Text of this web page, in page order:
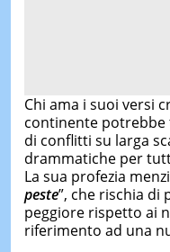
Chi ama i suoi versi
continente
di conflitti su larga
drammatiche per
La sua profezia
peste”, che rischia di
peggiore rispetto ai
riferimento ad una